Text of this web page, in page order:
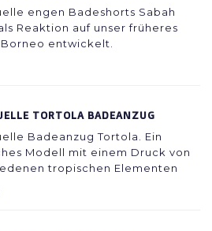
engen Badeshorts Sabah
Reaktion auf unser früheres
entwickelt.
TORTOLA BADEANZUG
Badeanzug Tortola. Ein
Modell mit einem Druck von
tropischen Elementen